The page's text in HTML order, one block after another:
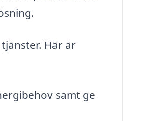
Här är
samt ge